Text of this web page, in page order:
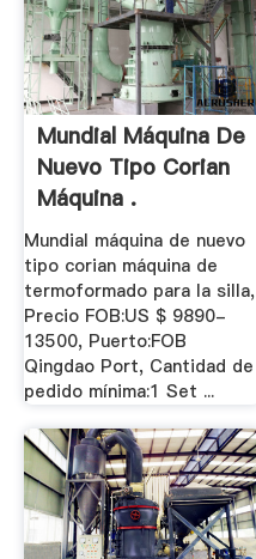
Mundial Máquina De
Nuevo Tipo Corian
Máquina .
Mundial máquina de nuevo
tipo corian máquina de
termoformado para la silla,
Precio FOB:US $ 9890-
13500, Puerto:FOB
Qingdao Port, Cantidad de
pedido mínima:1 Set ...